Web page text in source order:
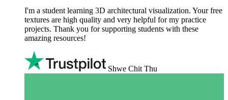
I'm a student learning 3D architectural visualization. Your free
textures are high quality and very helpful for my practice
projects. Thank you for supporting students with these
amazing resources!
Shwe Chit Thu